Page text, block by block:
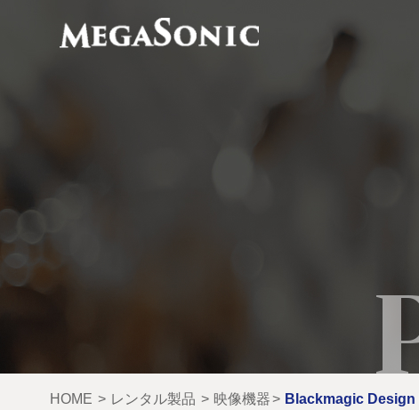
HOME レンタル製品 映像機器 Blackmagic Design